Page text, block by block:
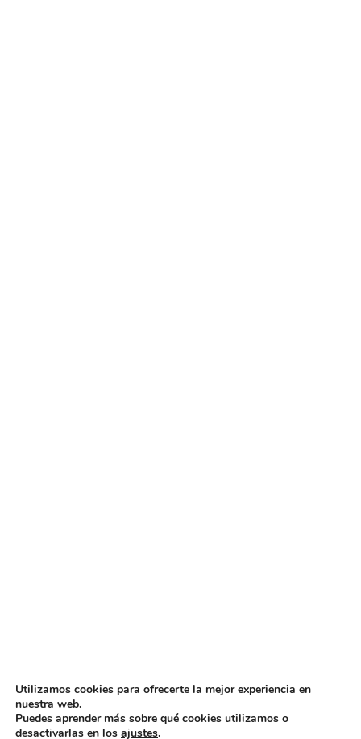
Utilizamos cookies para ofrecerte la mejor experiencia en
nuestra web.
Puedes aprender más sobre qué cookies utilizamos o
desactivarlas en los ajustes.